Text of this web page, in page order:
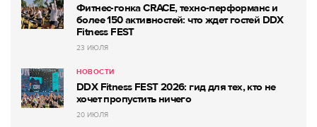
Фитнес-гонка CRACE, техно-перформанс и
более 150 активностей: что ждет гостей DDX
Fitness FEST
23 ИЮЛЯ
НОВОСТИ
DDX Fitness FEST 2026: гид для тех, кто не
хочет пропустить ничего
20 ИЮЛЯ